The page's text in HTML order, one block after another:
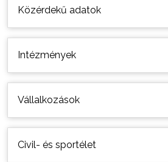
Közérdekű adatok
Intézmények
Vállalkozások
Civil- és sportélet